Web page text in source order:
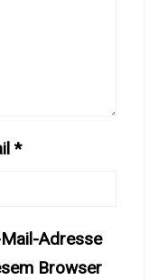
*
Adresse
Browser